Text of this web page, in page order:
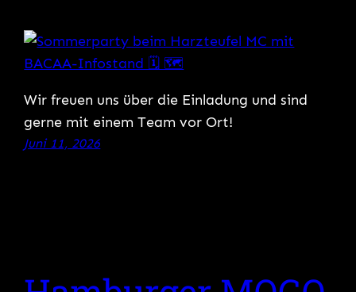
Wir freuen uns über die Einladung und sind
gerne mit einem Team vor Ort!
Juni 11, 2026